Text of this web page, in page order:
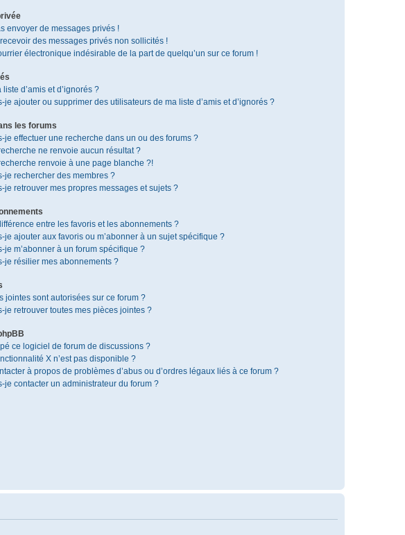
envoyer de messages privés !
des messages privés non sollicités !
électronique indésirable de la part de quelqu’un sur ce forum !
d’amis et d’ignorés ?
je ajouter ou supprimer des utilisateurs de ma liste d’amis et d’ignorés ?
les forums
je effectuer une recherche dans un ou des forums ?
ne renvoie aucun résultat ?
renvoie à une page blanche ?!
je rechercher des membres ?
je retrouver mes propres messages et sujets ?
entre les favoris et les abonnements ?
je ajouter aux favoris ou m’abonner à un sujet spécifique ?
je m’abonner à un forum spécifique ?
je résilier mes abonnements ?
jointes sont autorisées sur ce forum ?
je retrouver toutes mes pièces jointes ?
ce logiciel de forum de discussions ?
X n’est pas disponible ?
à propos de problèmes d’abus ou d’ordres légaux liés à ce forum ?
je contacter un administrateur du forum ?